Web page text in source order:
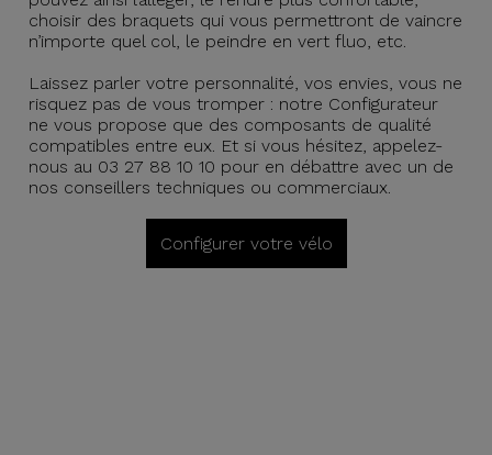
choisir des braquets qui vous permettront de vaincre
n’importe quel col, le peindre en vert fluo, etc.
Laissez parler votre personnalité, vos envies, vous ne
risquez pas de vous tromper : notre Configurateur
ne vous propose que des composants de qualité
compatibles entre eux. Et si vous hésitez, appelez-
nous au 03 27 88 10 10 pour en débattre avec un de
nos conseillers techniques ou commerciaux.
Configurer votre vélo